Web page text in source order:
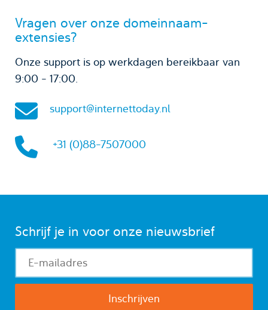
Vragen over onze domeinnaam-
extensies?
Onze support is op werkdagen bereikbaar van
9:00 - 17:00.
support@internettoday.nl
+31 (0)88-7507000
Schrijf je in voor onze nieuwsbrief